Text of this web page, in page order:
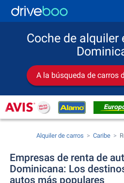
Coche de alquiler
A la búsqueda de carros
Alquiler de carros Caribe
Empresas de renta de
Dominicana: Los
autos más populares